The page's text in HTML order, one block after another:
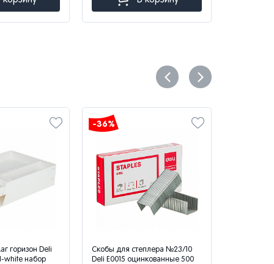
горизон Deli
white набор
-36%
Скобы для степлера №23/10
Deli Е0015 оцинкованные 500